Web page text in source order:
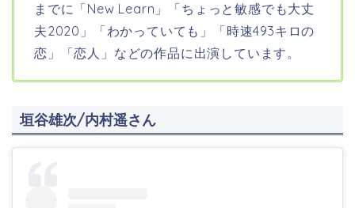
までに「New Learn」「ちょっと敏感でも大丈
夫2020」「わかっていても」「時速493キロの
恋」「恋人」などの作品に出演しています。
垣谷雄次/内村遥さん